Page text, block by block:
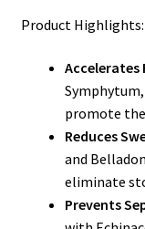
Product Highlights:
Accelerates
promote
Reduces
and
eliminate
Prevents